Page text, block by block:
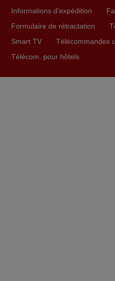
Ravie de voir que ma
Informations d'expédition
Formulaire de rétractation
Smart TV
Télécommandes
Télécom. pour hôtels